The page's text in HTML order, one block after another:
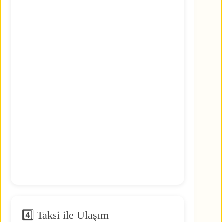
4️⃣ Taksi ile Ulaşım